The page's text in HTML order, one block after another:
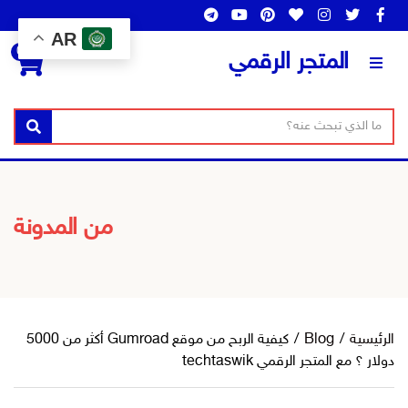
المتجر الرقمي
س
ف
ص
ا
بحث
0
من المدونة
الرئيسية /
Blog
/
كيفية الربح من موقع Gumroad أكثر من 5000
دولار ؟ مع المتجر الرقمي techtaswik
AR